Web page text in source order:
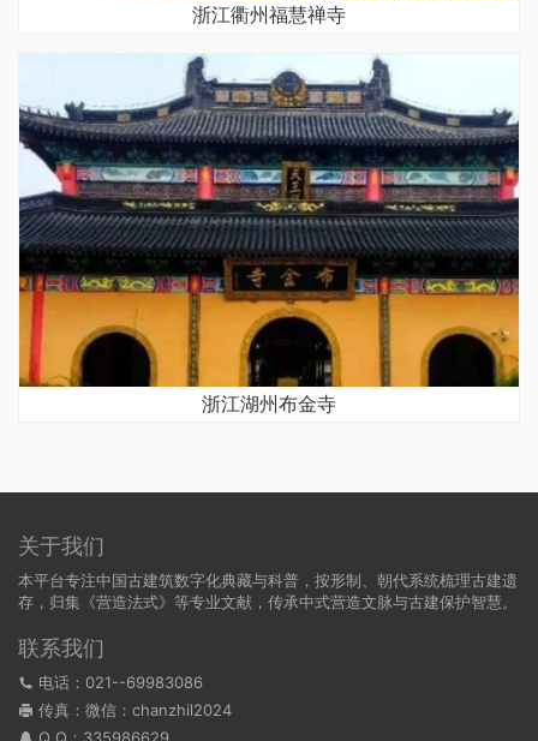
浙江衢州福慧禅寺
浙江湖州布金寺
关于我们
本平台专注中国古建筑数字化典藏与科普，按形制、朝代系统梳理古建遗
存，归集《营造法式》等专业文献，传承中式营造文脉与古建保护智慧。
联系我们
电话：021--69983086
传真：微信：chanzhil2024